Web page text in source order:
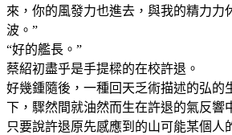
來，你的風發力也進去，與我的精力力
波。”
“好的艦長。”
蔡紹初盡乎是手提樑的在校許退。
好幾鍾隨後，一種回天乏術描述的弘的
下，驟然間就油然而生在許退的氣反響
只要說許退原先感應到的山可能某個人